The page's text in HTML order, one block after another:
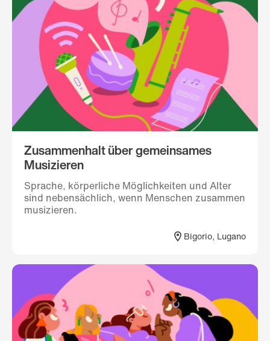
Zusammenhalt über gemeinsames
Musizieren
Sprache, körperliche Möglichkeiten und Alter
sind nebensächlich, wenn Menschen zusammen
musizieren.
Bigorio, Lugano